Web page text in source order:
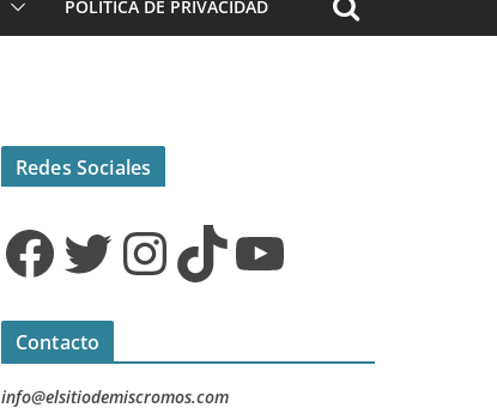
POLÍTICA DE PRIVACIDAD
Redes Sociales
Facebook Twitter InstagramTikTok YouTube
Contacto
info@elsitiodemiscromos.com